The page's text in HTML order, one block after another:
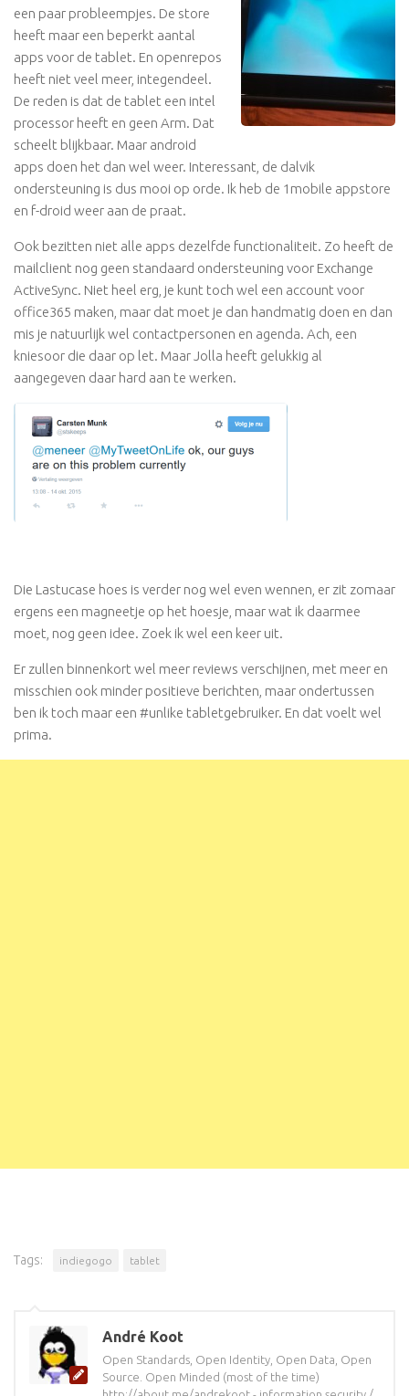
een paar probleempjes. De store
heeft maar een beperkt aantal
apps voor de tablet. En openrepos
heeft niet veel meer, integendeel.
De reden is dat de tablet een intel
processor heeft en geen Arm. Dat
scheelt blijkbaar. Maar android
apps doen het dan wel weer. Interessant, de dalvik
ondersteuning is dus mooi op orde. Ik heb de 1mobile appstore
en f-droid weer aan de praat.
Ook bezitten niet alle apps dezelfde functionaliteit. Zo heeft de
mailclient nog geen standaard ondersteuning voor Exchange
ActiveSync. Niet heel erg, je kunt toch wel een account voor
office365 maken, maar dat moet je dan handmatig doen en dan
mis je natuurlijk wel contactpersonen en agenda. Ach, een
kniesoor die daar op let. Maar Jolla heeft gelukkig al
aangegeven daar hard aan te werken.
Die Lastucase hoes is verder nog wel even wennen, er zit zomaar
ergens een magneetje op het hoesje, maar wat ik daarmee
moet, nog geen idee. Zoek ik wel een keer uit.
Er zullen binnenkort wel meer reviews verschijnen, met meer en
misschien ook minder positieve berichten, maar ondertussen
ben ik toch maar een #unlike tabletgebruiker. En dat voelt wel
prima.
Tags: indiegogo tablet
André Koot
Open Standards, Open Identity, Open Data, Open
Source. Open Minded (most of the time)